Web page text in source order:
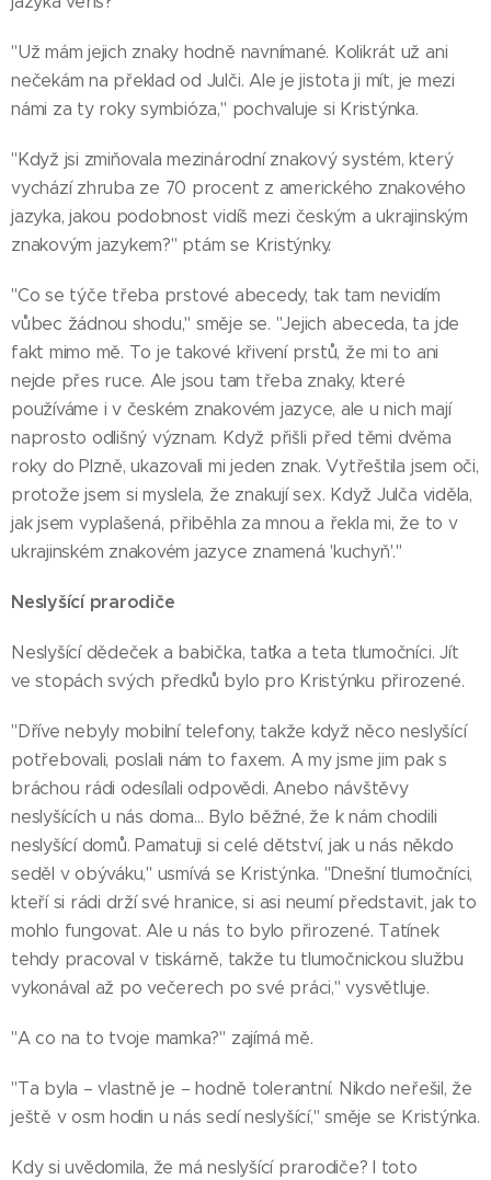
"Už mám jejich znaky hodně navnímané. Kolikrát už ani
nečekám na překlad od Julči. Ale je jistota ji mít, je mezi
námi za ty roky symbióza," pochvaluje si Kristýnka.
"Když jsi zmiňovala mezinárodní znakový systém, který
vychází zhruba ze 70 procent z amerického znakového
jazyka, jakou podobnost vidíš mezi českým a ukrajinským
znakovým jazykem?" ptám se Kristýnky.
"Co se týče třeba prstové abecedy, tak tam nevidím
vůbec žádnou shodu," směje se. "Jejich abeceda, ta jde
fakt mimo mě. To je takové křivení prstů, že mi to ani
nejde přes ruce. Ale jsou tam třeba znaky, které
používáme i v českém znakovém jazyce, ale u nich mají
naprosto odlišný význam. Když přišli před těmi dvěma
roky do Plzně, ukazovali mi jeden znak. Vytřeštila jsem oči,
protože jsem si myslela, že znakují sex. Když Julča viděla,
jak jsem vyplašená, přiběhla za mnou a řekla mi, že to v
ukrajinském znakovém jazyce znamená 'kuchyň'."
Neslyšící prarodiče
Neslyšící dědeček a babička, taťka a teta tlumočníci. Jít
ve stopách svých předků bylo pro Kristýnku přirozené.
"Dříve nebyly mobilní telefony, takže když něco neslyšící
potřebovali, poslali nám to faxem. A my jsme jim pak s
bráchou rádi odesílali odpovědi. Anebo návštěvy
neslyšících u nás doma… Bylo běžné, že k nám chodili
neslyšící domů. Pamatuji si celé dětství, jak u nás někdo
seděl v obýváku," usmívá se Kristýnka. "Dnešní tlumočníci,
kteří si rádi drží své hranice, si asi neumí představit, jak to
mohlo fungovat. Ale u nás to bylo přirozené. Tatínek
tehdy pracoval v tiskárně, takže tu tlumočnickou službu
vykonával až po večerech po své práci," vysvětluje.
"A co na to tvoje mamka?" zajímá mě.
"Ta byla – vlastně je – hodně tolerantní. Nikdo neřešil, že
ještě v osm hodin u nás sedí neslyšící," směje se Kristýnka.
Kdy si uvědomila, že má neslyšící prarodiče? I toto